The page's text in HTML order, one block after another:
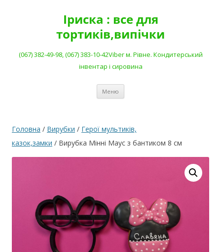
Іриска : все для
тортиків,випічки
(067) 382-49-98, (067) 383-10-42Viber м. Рівне. Кондитерський
інвентар і сировина
Меню
Головна / Вирубки / Герої мультиків,
казок,замки / Вирубка Мінні Маус з бантиком 8 см